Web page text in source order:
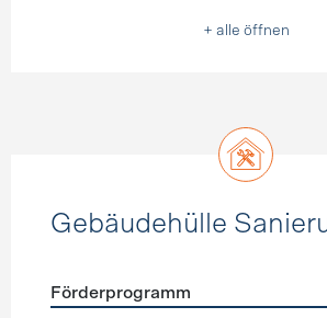
+ alle öffnen
Gebäudehülle
Förderprogramm